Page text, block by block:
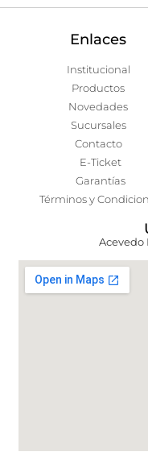
Enlaces
Institucional
Productos
Novedades
Sucursales
Contacto
E-Ticket
Garantías
Términos y
Acevedo